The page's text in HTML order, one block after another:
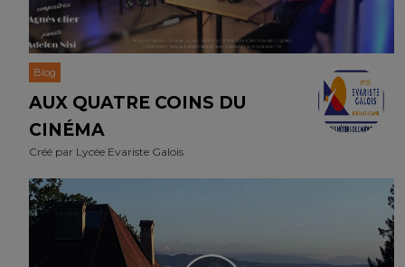
Blog
AUX QUATRE COINS DU
CINÉMA
Créé par Lycée Evariste Galois